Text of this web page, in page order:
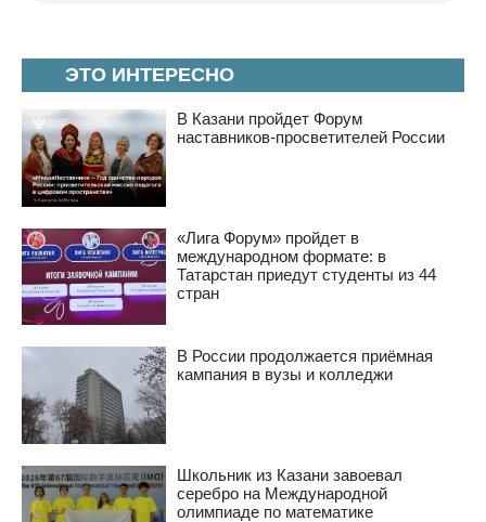
ЭТО ИНТЕРЕСНО
В Казани пройдет Форум
наставников-просветителей России
«Лига Форум» пройдет в
международном формате: в
Татарстан приедут студенты из 44
стран
В России продолжается приёмная
кампания в вузы и колледжи
Школьник из Казани завоевал
серебро на Международной
олимпиаде по математике